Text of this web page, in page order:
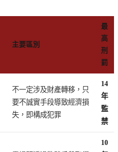
主要區別
最
高
刑
罰
不一定涉及財產轉移，只
要不誠實手段導致經濟損
失，即構成犯罪
14
年
監
禁
10